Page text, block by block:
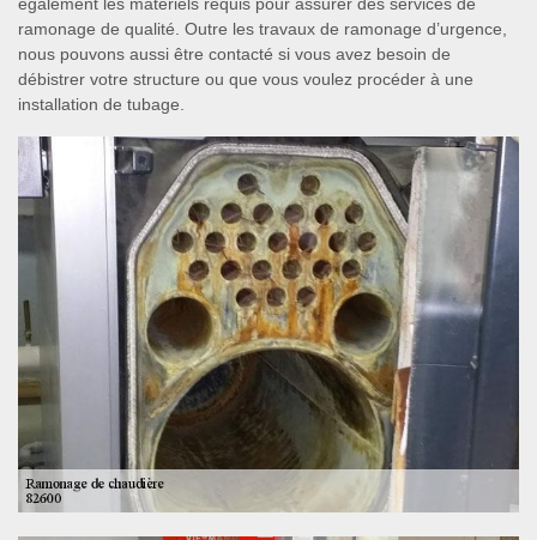
ramonage de qualité. Outre les travaux de ramonage d’urgence,
nous pouvons aussi être contacté si vous avez besoin de
débistrer votre structure ou que vous voulez procéder à une
installation de tubage.